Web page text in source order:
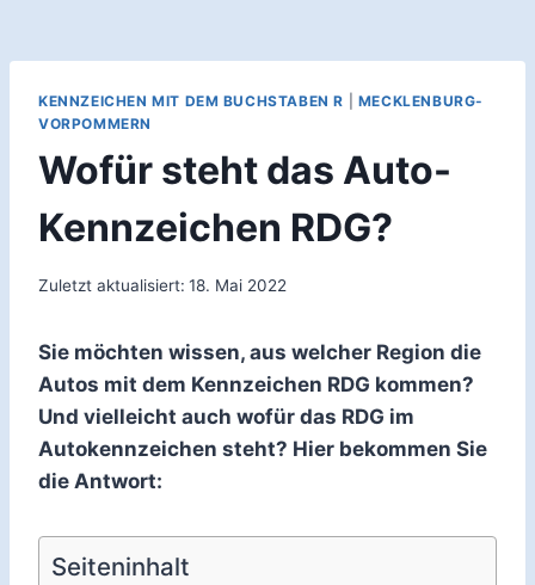
KENNZEICHEN MIT DEM BUCHSTABEN R
MECKLENBURG-
VORPOMMERN
Wofür steht das Auto-
Kennzeichen RDG?
Zuletzt aktualisiert: 18. Mai 2022
Sie möchten wissen, aus welcher Region die
Autos mit dem Kennzeichen RDG kommen?
Und vielleicht auch wofür das RDG im
Autokennzeichen steht? Hier bekommen Sie
die Antwort:
Seiteninhalt